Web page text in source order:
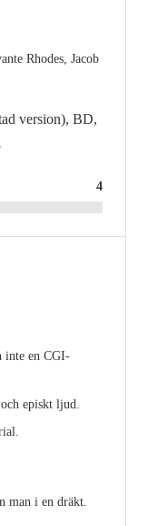
Rhodes, Jacob
version), BD,
4
inte en CGI-
episkt ljud.
man i en dräkt.